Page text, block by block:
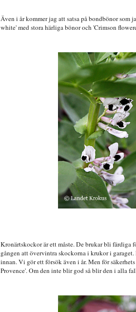
Även i år kommer jag att satsa på bondbönor som
white' med stora härliga bönor och 'Crimson
Kronärtskockor är ett måste. De brukar bli färdiga
gången att övervintra skockorna i krukor i
innan. Vi gör ett försök även i år. Men för
Provence'. Om den inte blir god så blir den i alla